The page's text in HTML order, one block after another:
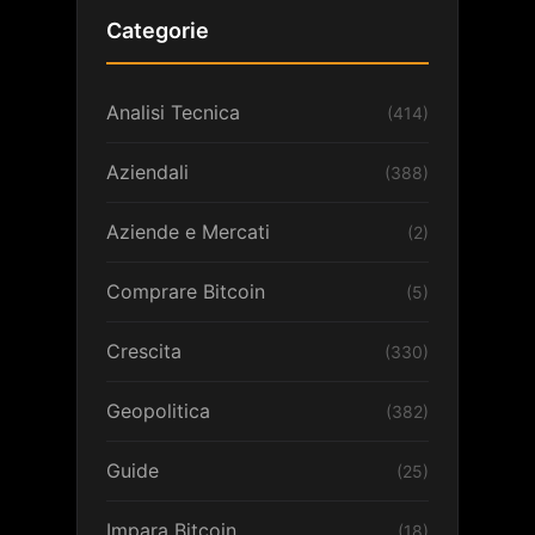
Categorie
Analisi Tecnica (414)
Aziendali (388)
Aziende e Mercati (2)
Comprare Bitcoin (5)
Crescita (330)
Geopolitica (382)
Guide (25)
Impara Bitcoin (18)